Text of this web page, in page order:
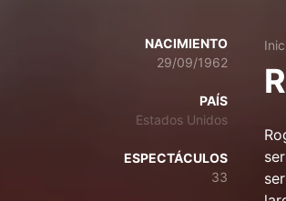
NACIMIENTO
29/09/1962
PAÍS
Estados Unidos
ESPECTÁCULOS
33